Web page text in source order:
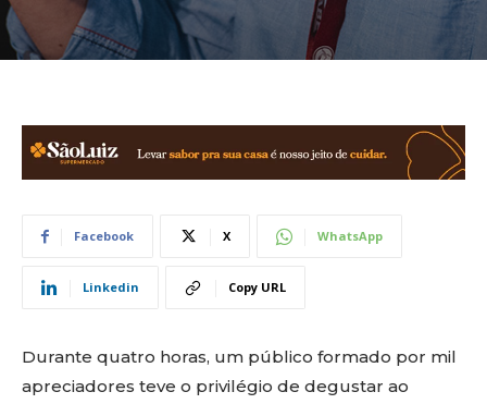
Facebook X WhatsApp
Linkedin Copy URL
Durante quatro horas, um público formado por mil
apreciadores teve o privilégio de degustar ao